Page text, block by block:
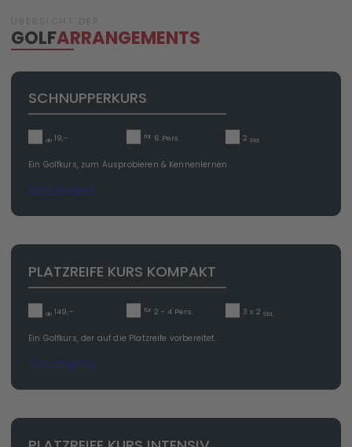
GOLFARRANGEMENTS
SCHNUPPERKURS
ab 19,- für 6 Pers. 2 Std.
Ein Golfkurs, zum Ausprobieren & Kennenlernen
Zum Angebot
PLATZREIFE KURS KOMPAKT
ab 149,- für 2 - 4 Pers. 3 x 2Std.
Ein Golfkurs, der auf die Platzreife vorbereitet.
Zum Angebot